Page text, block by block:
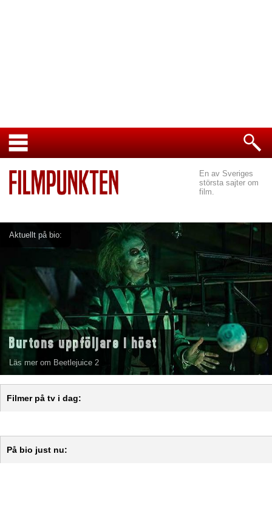
En av Sveriges
största sajter om
film.
Aktuellt på bio:
Burtons uppföljare i höst
Läs mer om Beetlejuice 2
Filmer på tv i dag:
På bio just nu: